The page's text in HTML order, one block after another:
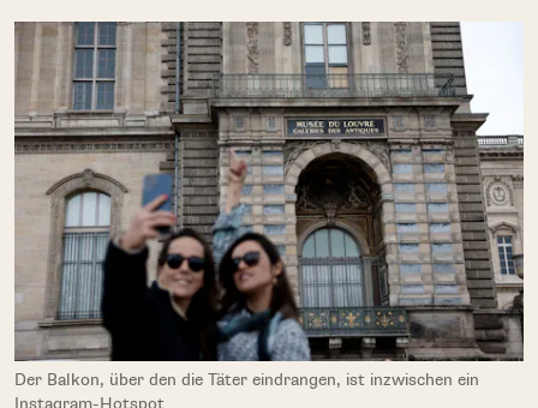
Der Balkon, über den die Täter eindrangen, ist inzwischen ein
Instagram-Hotspot